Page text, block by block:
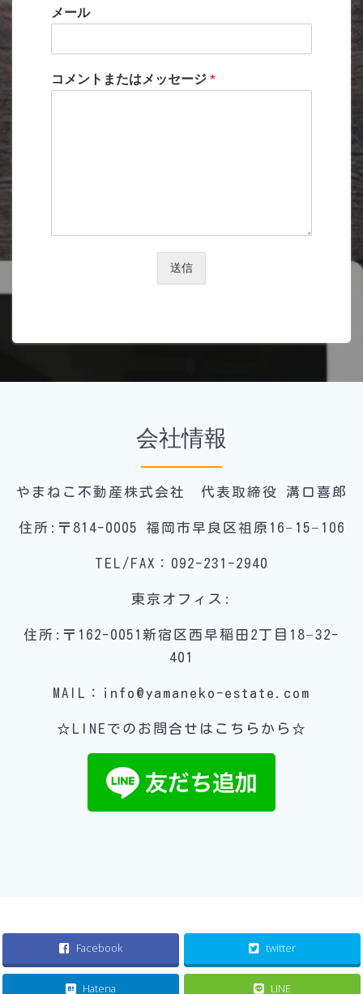
メール
コメントまたはメッセージ *
送信
会社情報
やまねこ不動産株式会社 代表取締役 溝口喜郎
住所:〒814-0005 福岡市早良区祖原16−15−106
TEL/FAX：092-231-2940
東京オフィス:
住所:〒162-0051新宿区西早稲田2丁目18−32-
401
MAIL：info@yamaneko-estate.com
☆LINEでのお問合せはこちらから☆
Facebook twitter
Hatena LINE